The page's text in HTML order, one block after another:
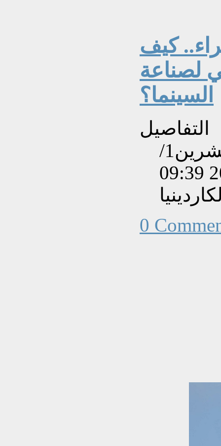
كيف
لصناعة
السينما؟
التفاصيل
تم إنشاءه بتاريخ الأحد, 25 تشرين1/
0